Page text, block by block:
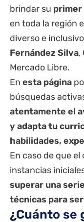
brindar su primer
en toda la región
diverso e
Fernández Silva,
Mercado Libre.
En esta página
búsquedas
atentamente el
y adapta tu
habilidades,
En caso de que
instancias
superar una
técnicas para
¿Cuánto se